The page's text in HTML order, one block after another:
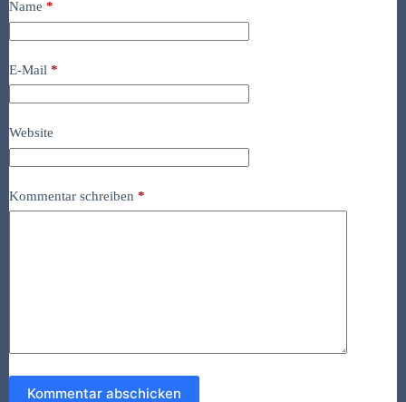
Name *
E-Mail *
Website
Kommentar schreiben *
Kommentar abschicken